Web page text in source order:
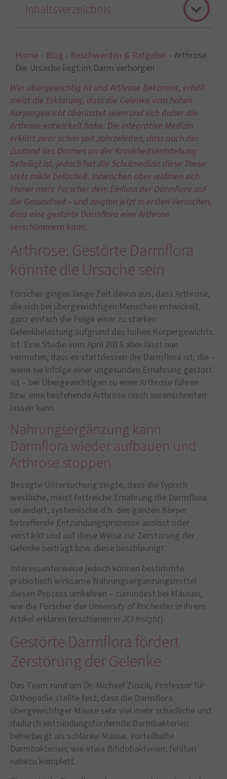
Home - Blog - Beschwerden & Ratgeber - Arthrose:
Die Ursache liegt im Darm verborgen
Wer übergewichtig ist und Arthrose bekommt, erhält
meist die Erklärung, dass die Gelenke vom hohen
Körpergewicht überlastet seien und sich daher die
Arthrose entwickelt habe. Die integrative Medizin
erklärt zwar schon seit Jahrzehnten, dass auch der
Zustand des Darmes an der Krankheitsentstehung
beteiligt ist, jedoch hat die Schulmedizin diese These
stets milde belächelt. Inzwischen aber widmen sich
immer mehr Forscher dem Einfluss der Darmflora auf
die Gesundheit – und zeigten jetzt in ersten Versuchen,
dass eine gestörte Darmflora eine Arthrose
verschlimmern kann.
Arthrose: Gestörte Darmflora
könnte die Ursache sein
Forscher gingen lange Zeit davon aus, dass Arthrose,
die sich bei übergewichtigen Menschen entwickelt,
ganz einfach die Folge einer zu starken
Gelenkbelastung aufgrund des hohen Körpergewichts
ist. Eine Studie vom April 2018 aber lässt nun
vermuten, dass es stattdessen die Darmflora ist, die –
wenn sie infolge einer ungesunden Ernährung gestört
ist – bei Übergewichtigen zu einer Arthrose führen
bzw. eine bestehende Arthrose rasch voranschreiten
lassen kann.
Nahrungsergänzung kann
Darmflora wieder aufbauen und
Arthrose stoppen
Besagte Untersuchung zeigte, dass die typisch
westliche, meist fettreiche Ernährung die Darmflora
verändert, systemische d.h. den ganzen Körper
betreffende Entzündungsprozesse auslöst oder
verstärkt und auf diese Weise zur Zerstörung der
Gelenke beiträgt bzw. diese beschleunigt.
Interessanterweise jedoch können bestimmte
präbiotisch wirksame Nahrungsergänzungsmittel
diesen Prozess umkehren – zumindest bei Mäusen,
wie die Forscher der University of Rochesterin ihrem
Artikel erklären (erschienen in JCI Insight).
Gestörte Darmflora fördert
Zerstörung der Gelenke
Das Team rund um Dr. Michael Zuscik, Professor für
Orthopädie stellte fest, dass die Darmflora
übergewichtiger Mäuse sehr viel mehr schädliche und
dadurch entzündungsfördernde Darmbakterien
beherbergt als schlanke Mäuse. Vorteilhafte
Darmbakterien, wie etwa Bifidobakterien, fehlten
nahezu komplett.
Inhaltsverzeichnis